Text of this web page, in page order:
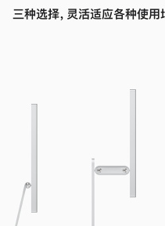
三种选择，灵活适应各种使用